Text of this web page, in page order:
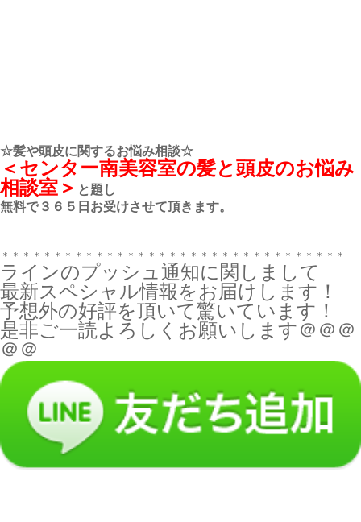
☆髪や頭皮に関するお悩み相談☆
＜センター南美容室の髪と頭皮のお悩み
相談室＞ と題し
無料で３６５日お受けさせて頂きます。
＊＊＊＊＊＊＊＊＊＊＊＊＊＊＊＊＊＊＊＊＊＊＊＊＊＊＊＊＊＊＊＊＊
ラインのプッシュ通知に関しまして
最新スペシャル情報をお届けします！
予想外の好評を頂いて驚いています！
是非ご一読よろしくお願いします＠＠＠
＠＠